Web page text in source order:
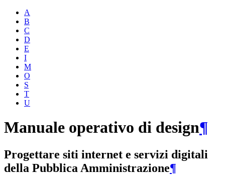
A
B
C
D
E
I
M
O
S
T
U
Manuale operativo di design¶
Progettare siti internet e servizi digitali
della Pubblica Amministrazione¶